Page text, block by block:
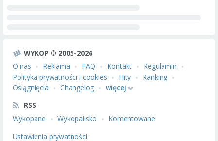
WYKOP © 2005-2026
O nas
Reklama FAQ Kontakt
Regulamin
Polityka prywatności i cookies
Hity
Ranking
Osiągnięcia
Changelog
więcej
RSS
Wykopane
Wykopalisko
Komentowane
Ustawienia prywatności